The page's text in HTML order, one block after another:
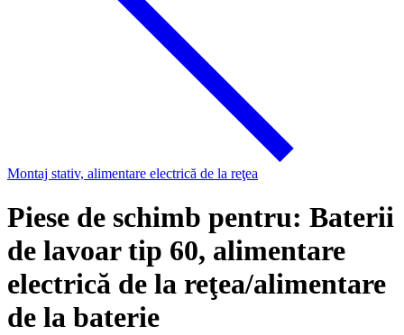
Montaj stativ, alimentare electrică de la reţea
Piese de schimb pentru: Baterii
de lavoar tip 60, alimentare
electrică de la reţea/alimentare
de la baterie